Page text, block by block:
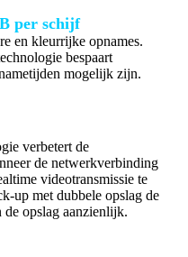
per schijf
en kleurrijke opnames.
bespaart
mogelijk zijn.
verbetert de
de netwerkverbinding
videotransmissie te
up met dubbele opslag de
opslag aanzienlijk.